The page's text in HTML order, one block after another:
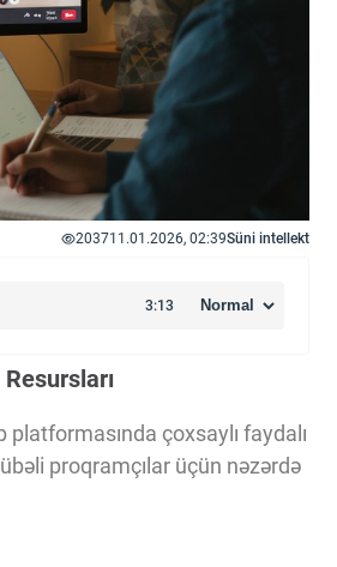
203711.01.2026, 02:39Süni intellekt
çoxsaylı faydalı
proqramçılar üçün nəzərdə